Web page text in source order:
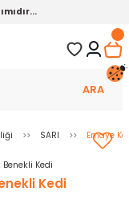
ARA
SARI Emaye
Kedi